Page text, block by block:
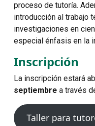
proceso de tutoría.
introducción al trabajo
investigaciones en
especial énfasis en la
Inscripción
La inscripción estará
septiembre a través
Taller para